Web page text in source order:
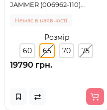
JAMMER (006962-110)
Немає в наявності
Розмір
60
65 70 75
19790 грн.